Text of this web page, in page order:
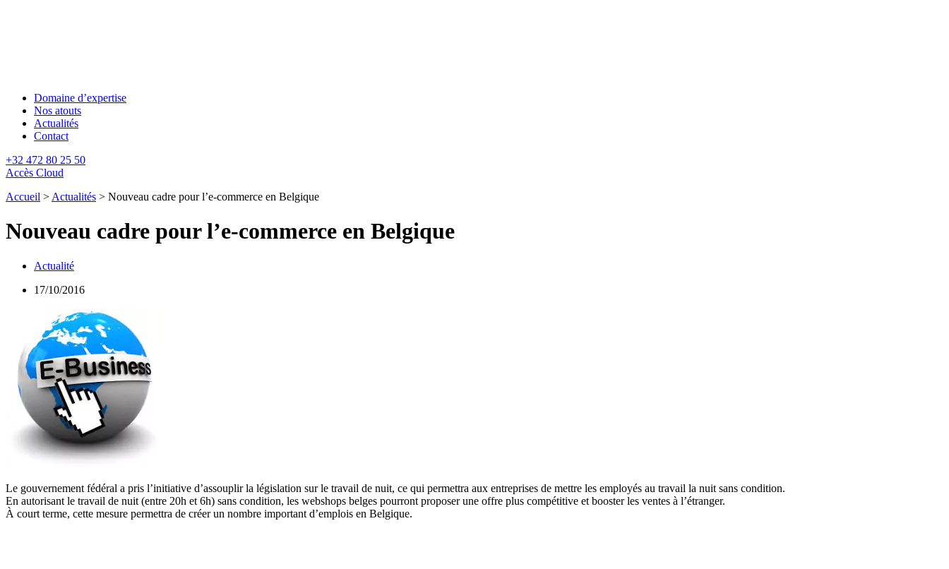
Domaine d’expertise
Nos atouts
Actualités
Contact
+32 472 80 25 50
Accès Cloud
Accueil > Actualités > Nouveau cadre pour l’e-commerce en Belgique
Nouveau cadre pour l’e-commerce en Belgique
Actualité
17/10/2016
Le gouvernement fédéral a pris l’initiative d’assouplir la législation sur le travail de nuit, ce qui permettra aux entreprises de mettre les employés au travail la nuit sans condition.
En autorisant le travail de nuit (entre 20h et 6h) sans condition, les webshops belges pourront proposer une offre plus compétitive et booster les ventes à l’étranger.
À court terme, cette mesure permettra de créer un nombre important d’emplois en Belgique.